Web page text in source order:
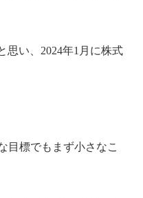
思い、2024年1月に株式
目標でもまず小さなこ